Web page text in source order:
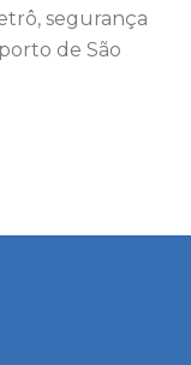
segurança
de São